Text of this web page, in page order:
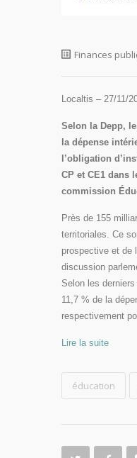
Finances
Localtis – 27/11/
Selon la Depp,
la dépense
l’obligation
CP et CE1 dans
commission
Près de 155
territoriales. Ce
prospective et de
discussion
Selon les
11,7 % de la
respectivement
Lire la suite
éducation